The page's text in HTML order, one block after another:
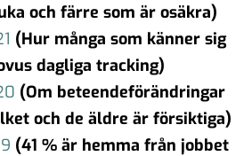
och färre som är osäkra)
(Hur många som känner sig
dagliga tracking)
(Om beteendeförändringar
och de äldre är försiktiga)
(41 % är hemma från jobbet